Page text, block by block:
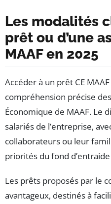
Les modalités
prêt ou d’une
MAAF en 2025
Accéder à un prêt CE
compréhension précise
Économique de MAAF. Le
salariés de l’entreprise,
collaborateurs ou leur
priorités du fond d’entraide
Les prêts proposés par le
avantageux, destinés à